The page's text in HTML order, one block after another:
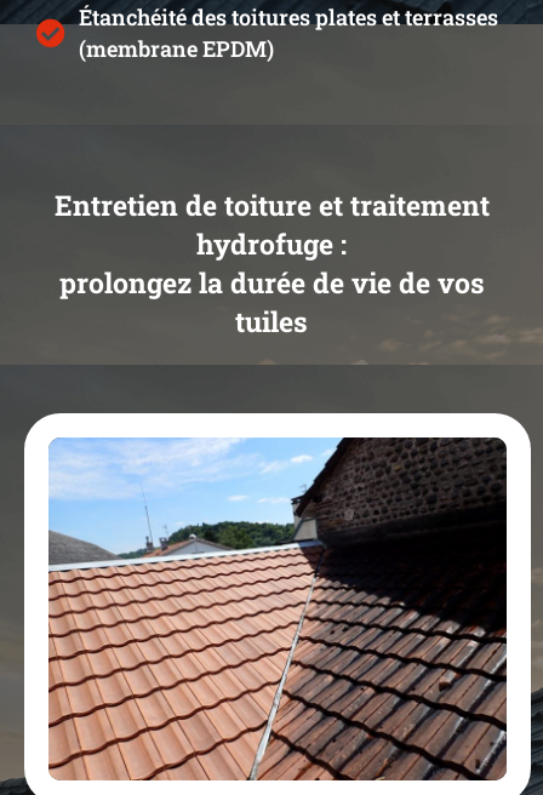
Étanchéité des toitures plates et terrasses
(membrane EPDM)
Entretien de toiture et traitement
hydrofuge :
prolongez la durée de vie de vos
tuiles